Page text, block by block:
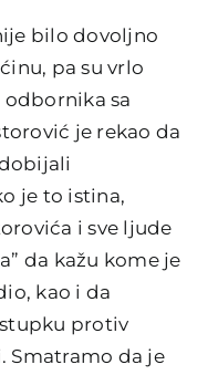
bilo dovoljno
pa su vrlo
odbornika sa
je rekao da
je to istina,
i sve ljude
da kažu kome je
kao i da
protiv
Smatramo da je